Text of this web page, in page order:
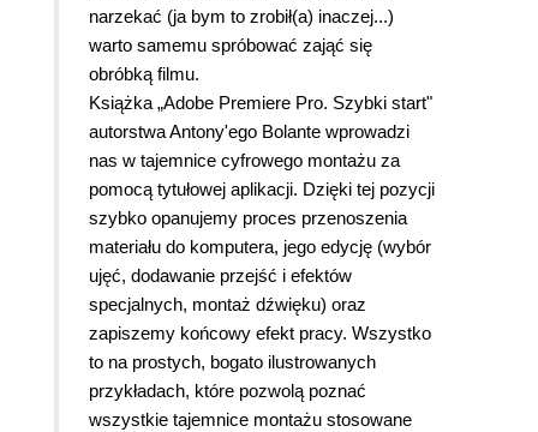
narzekać (ja bym to zrobił(a) inaczej...)
warto samemu spróbować zająć się
obróbką filmu.
Książka „Adobe Premiere Pro. Szybki start"
autorstwa Antony'ego Bolante wprowadzi
nas w tajemnice cyfrowego montażu za
pomocą tytułowej aplikacji. Dzięki tej pozycji
szybko opanujemy proces przenoszenia
materiału do komputera, jego edycję (wybór
ujęć, dodawanie przejść i efektów
specjalnych, montaż dźwięku) oraz
zapiszemy końcowy efekt pracy. Wszystko
to na prostych, bogato ilustrowanych
przykładach, które pozwolą poznać
wszystkie tajemnice montażu stosowane